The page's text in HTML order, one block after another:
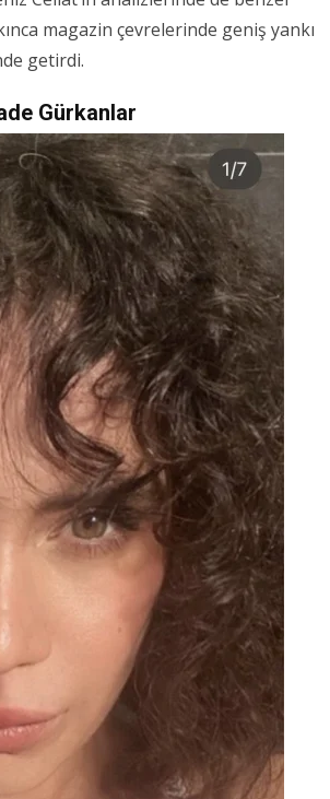
magazin çevrelerinde geniş yankı
getirdi.
Gürkanlar